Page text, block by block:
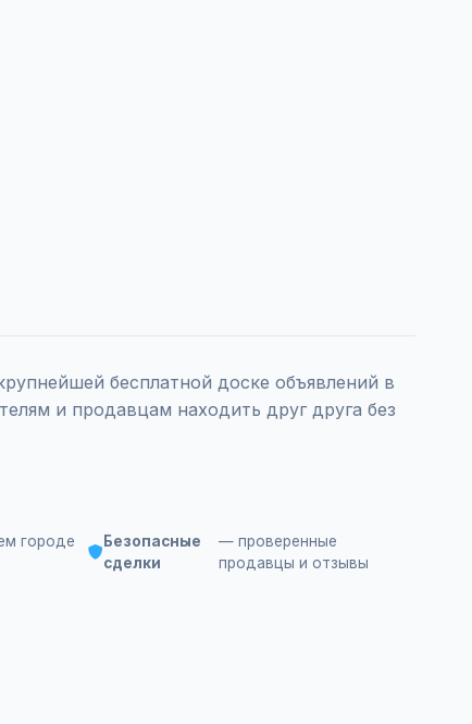
бесплатной доске объявлений в
и продавцам находить друг друга без
городе
Безопасные
сделки
— проверенные
продавцы и отзывы